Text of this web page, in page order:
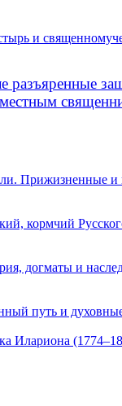
и
разъяренные
местным
Прижизненные и
кормчий
догматы и
путь и
Илариона